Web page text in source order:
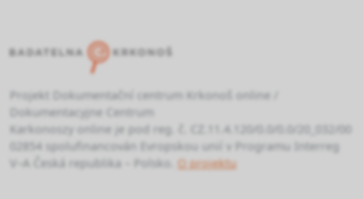
Projekt Dokumentační centrum Krkonoš online /
Dokumentacyjne Centrum
Karkonoszy online je pod reg. č. CZ.11.4.120/0.0/0.0/20_032/00
02854 spolufinancován Evropskou unií v Programu Interreg
V–A Česká republika – Polsko. O projektu